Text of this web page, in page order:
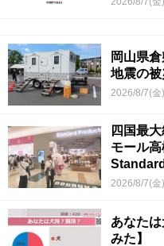
岡山県
地震の
2026/8/7(金
四国最
モール
香川県初
2026/8/7(金
あなた
みた】